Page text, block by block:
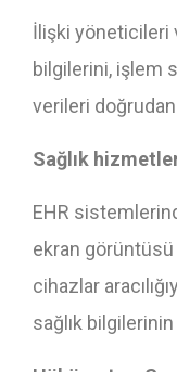
İlişki yöneticileri
bilgilerini, işlem
verileri
Sağlık
EHR
ekran görüntüsü
cihazlar
sağlık